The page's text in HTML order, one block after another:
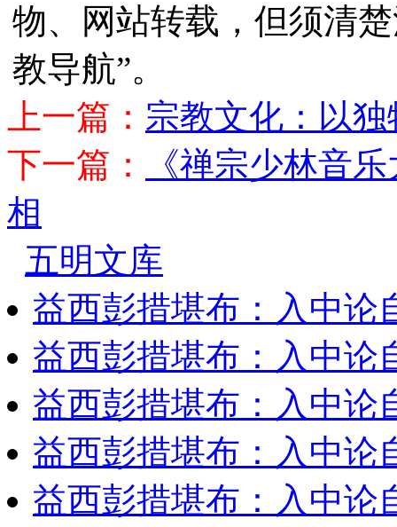
物、网站转载，但须清
教导航”。
上一篇： 宗教文化：以
下一篇：
《禅宗少林音
相
五明文库
益西彭措堪布：入中论
益西彭措堪布：入中论
益西彭措堪布：入中论
益西彭措堪布：入中论
益西彭措堪布：入中论